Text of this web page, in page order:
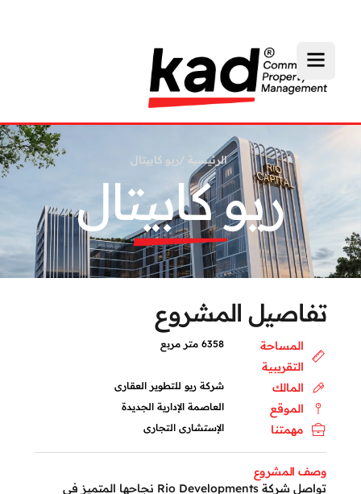
الرئيسية /ريو كابيتال
ريو كابيتال
تفاصيل المشروع
المساحة
التقريبية
6358 متر مربع
المالك شركة ريو للتطوير العقارى
الموقع العاصمة الإدارية الجديدة
مهمتنا الإستشارى التجارى
وصف المشروع
تواصل شركة Rio Developments نجاحها المتميز في